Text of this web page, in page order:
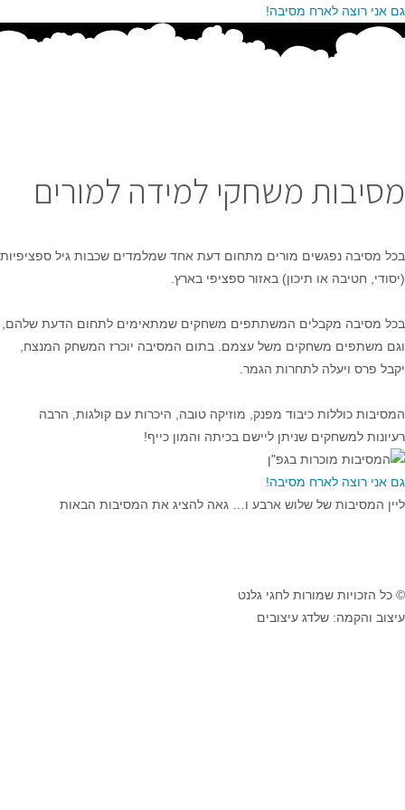
גם אני רוצה לארח מסיבה!
מסיבות משחקי למידה למורים
בכל מסיבה נפגשים מורים מתחום דעת אחד שמלמדים שכבות גיל ספציפיות
(יסודי, חטיבה או תיכון) באזור ספציפי בארץ.
בכל מסיבה מקבלים המשתתפים משחקים שמתאימים לתחום הדעת שלהם,
וגם משתפים משחקים משל עצמם. בתום המסיבה יוכרז המשחק המנצח,
יקבל פרס ויעלה לתחרות הגמר.
המסיבות כוללות כיבוד מפנק, מוזיקה טובה, היכרות עם קולגות, הרבה
רעיונות למשחקים שניתן ליישם בכיתה והמון כייף!
גם אני רוצה לארח מסיבה!
ליין המסיבות של שלוש ארבע ו… גאה להציג את המסיבות הבאות
© כל הזכויות שמורות לחגי גלנט
עיצוב והקמה: שלדג עיצובים